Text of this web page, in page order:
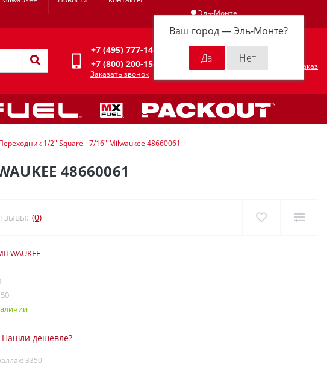
Эль-Монте
Ваш город —Эль-Монте?
Личный кабинет
+7 (495) 777-14-94
+7 (800) 200-15-94
Заказать звонок
Оформить заказ
1/2" Square - 7/16" Milwaukee 48660061
48660061
(0)
50
Нашли дешевле?
3350